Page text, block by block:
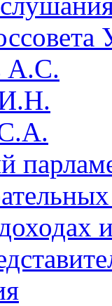
А.С.